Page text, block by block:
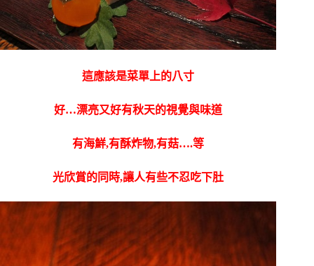
這應該是菜單上的八寸
好…漂亮又好有秋天的視覺與味道
有海鮮,有酥炸物,有菇….等
光欣賞的同時,讓人有些不忍吃下肚